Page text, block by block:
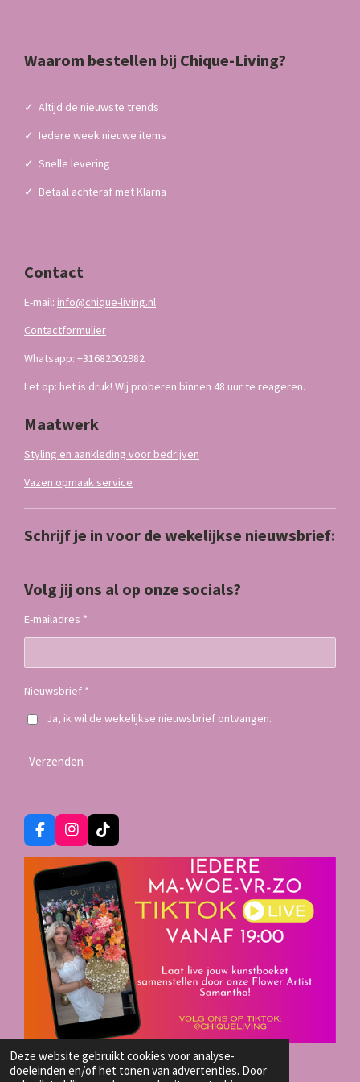
Deze website gebruikt cookies voor analyse-
doeleinden en/of het tonen van advertenties. Door
Waarom bestellen bij Chique-Living?
✓ Altijd de nieuwste trends
✓ Iedere week nieuwe items
✓ Snelle levering
✓ Betaal achteraf met Klarna
Contact
E-mail: info@chique-living.nl
Contactformulier
Whatsapp: +31682002982
Let op: het is druk! Wij proberen binnen 48 uur te reageren.
Maatwerk
Styling en aankleding voor bedrijven
Vazen opmaak service
Schrijf je in voor de wekelijkse nieuwsbrief:
Volg jij ons al op onze socials?
E-mailadres *
Nieuwsbrief *
Ja, ik wil de wekelijkse nieuwsbrief ontvangen.
Verzenden
F
a
b
o
o
k
I
n
s
a
g
r
a
m
T
i
k
T
o
k
TIKTOK LIVE SHOP